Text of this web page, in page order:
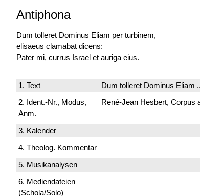
Antiphona
Dum tolleret Dominus Eliam per turbinem,
elisaeus clamabat dicens:
Pater mi, currus Israel et auriga eius.
1. Text Dum tolleret Dominus Eliam
2. Ident.-Nr., Modus,
Anm.
René-Jean Hesbert, Corpus
3. Kalender
4. Theolog. Kommentar
5. Musikanalysen
6. Mediendateien
(Schola/Solo)